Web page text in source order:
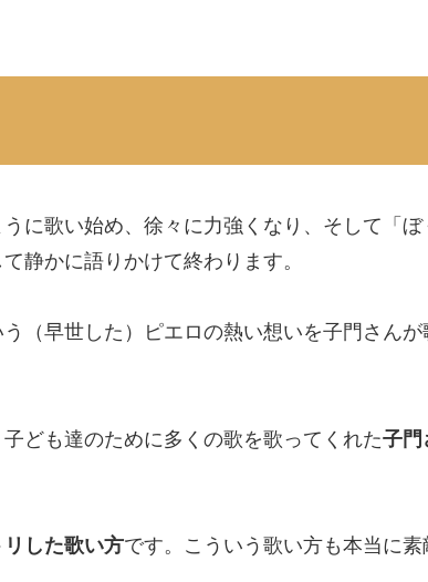
に歌い始め、徐々に力強くなり、そして「ぼ
静かに語りかけて終わります。
（早世した）ピエロの熱い想いを子門さんが
ども達のために多くの歌を歌ってくれた子門
した歌い方です。こういう歌い方も本当に素